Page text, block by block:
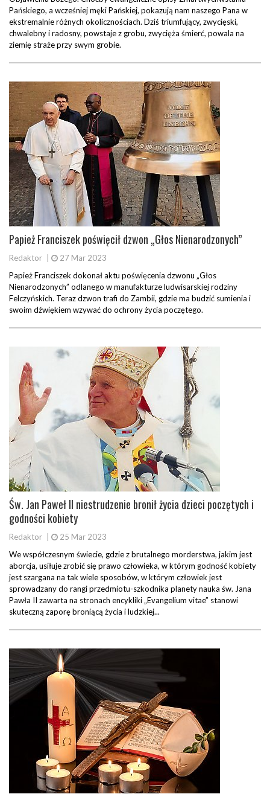
Pańskiego, a wcześniej męki Pańskiej, pokazują nam naszego Pana w
ekstremalnie różnych okolicznościach. Dziś triumfujący, zwycięski,
chwalebny i radosny, powstaje z grobu, zwycięża śmierć, powala na
ziemię straże przy swym grobie.
Papież Franciszek poświęcił dzwon „Głos Nienarodzonych”
Redaktor
27 Mar 2023
Papież Franciszek dokonał aktu poświęcenia dzwonu „Głos
Nienarodzonych” odlanego w manufakturze ludwisarskiej rodziny
Felczyńskich. Teraz dzwon trafi do Zambii, gdzie ma budzić sumienia i
swoim dźwiękiem wzywać do ochrony życia poczętego.
Św. Jan Paweł II niestrudzenie bronił życia dzieci poczętych i
godności kobiety
Redaktor
25 Mar 2023
We współczesnym świecie, gdzie z brutalnego morderstwa, jakim jest
aborcja, usiłuje zrobić się prawo człowieka, w którym godność kobiety
jest szargana na tak wiele sposobów, w którym człowiek jest
sprowadzany do rangi przedmiotu-szkodnika planety nauka św. Jana
Pawła II zawarta na stronach encykliki „Evangelium vitae” stanowi
skuteczną zaporę broniącą życia i ludzkiej...